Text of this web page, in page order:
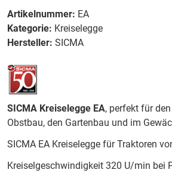
Artikelnummer: EA
Kategorie: Kreiselegge
Hersteller: SICMA
SICMA Kreiselegge EA, perfekt für
Obstbau, den Gartenbau und im
SICMA EA Kreiselegge für Traktoren
Kreiselgeschwindigkeit 320 U/min bei